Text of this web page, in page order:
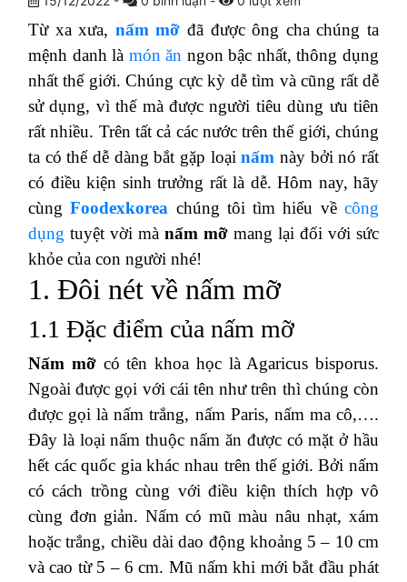
Từ xa xưa, nấm mỡ đã được ông cha chúng ta
mệnh danh là món ăn ngon bậc nhất, thông dụng
nhất thế giới. Chúng cực kỳ dễ tìm và cũng rất dễ
sử dụng, vì thế mà được người tiêu dùng ưu tiên
rất nhiều. Trên tất cả các nước trên thế giới, chúng
ta có thể dễ dàng bắt gặp loại nấm này bởi nó rất
có điều kiện sinh trưởng rất là dễ. Hôm nay, hãy
cùngFoodexkorea chúng tôi tìm hiểu vềcông
dụng tuyệt vời mà nấm mỡ mang lại đối với sức
khỏe của con người nhé!
1. Đôi nét về nấm mỡ
1.1 Đặc điểm của nấm mỡ
Nấm mỡcó tên khoa học là Agaricus bisporus.
Ngoài được gọi với cái tên như trên thì chúng còn
được gọi là nấm trắng, nấm Paris, nấm ma cô,….
Đây là loại nấm thuộc nấm ăn được có mặt ở hầu
hết các quốc gia khác nhau trên thế giới. Bởi nấm
có cách trồng cùng với điều kiện thích hợp vô
cùng đơn giản. Nấm có mũ màu nâu nhạt, xám
hoặc trắng, chiều dài dao động khoảng 5 – 10 cm
và cao từ 5 – 6 cm. Mũ nấm khi mới bắt đầu phát